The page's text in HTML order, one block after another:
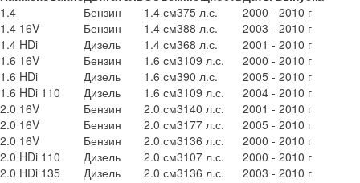
1.4
Бензин 1.4 см375 л.с.
2000 - 2010 г
1.4 16V
Бензин 1.4 см388 л.с.
2003 - 2010 г
1.4 HDi
Дизель 1.4 см368 л.с.
2001 - 2010 г
1.6 16V
Бензин 1.6 см3109 л.с.
2000 - 2010 г
1.6 HDi
Дизель 1.6 см390 л.с.
2005 - 2010 г
1.6 HDi 110
Дизель 1.6 см3109 л.с.
2004 - 2010 г
2.0 16V
Бензин 2.0 см3140 л.с.
2001 - 2010 г
2.0 16V
Бензин 2.0 см3177 л.с.
2005 - 2010 г
2.0 16V
Бензин 2.0 см3136 л.с.
2000 - 2010 г
2.0 HDi 110
Дизель 2.0 см3107 л.с.
2000 - 2010 г
2.0 HDi 135
Дизель 2.0 см3136 л.с.
2003 - 2010 г